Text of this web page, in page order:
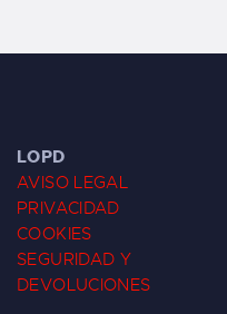
LOPD
AVISO LEGAL
PRIVACIDAD
COOKIES
SEGURIDAD Y
DEVOLUCIONES